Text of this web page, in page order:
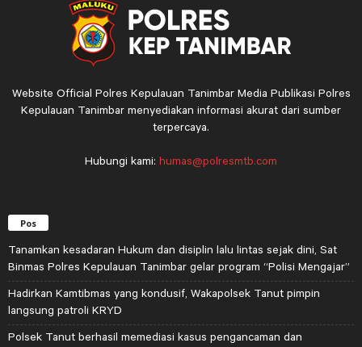
Website Official Polres Kepulauan Tanimbar Media Publikasi Polres
Kepulauan Tanimbar menyediakan informasi akurat dari sumber
terpercaya.
Hubungi kami: humas@polresmtb.com
Pos
Tanamkan kesadaran Hukum dan disiplin lalu lintas sejak dini, Sat
Binmas Polres Kepulauan Tanimbar gelar program “Polisi Mengajar”
Hadirkan Kamtibmas yang kondusif, Wakapolsek Tanut pimpin
langsung patroli KRYD
Polsek Tanut berhasil memediasi kasus pengancaman dan